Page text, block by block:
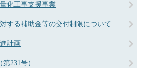
化工事支援事業
する補助金等の交付制限について
計画
231号）